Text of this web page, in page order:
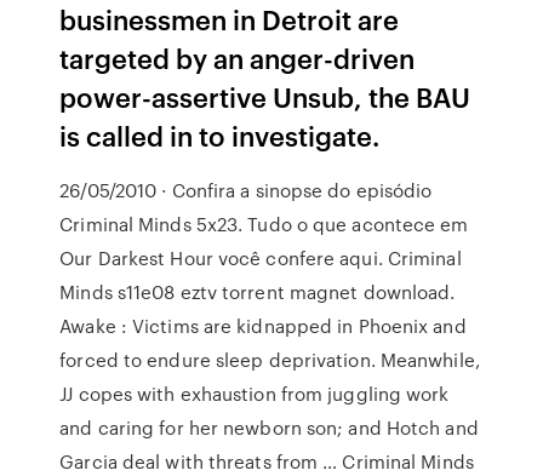
businessmen in Detroit are
targeted by an anger-driven
power-assertive Unsub, the BAU
is called in to investigate.
26/05/2010 · Confira a sinopse do episódio
Criminal Minds 5x23. Tudo o que acontece em
Our Darkest Hour você confere aqui. Criminal
Minds s11e08 eztv torrent magnet download.
Awake : Victims are kidnapped in Phoenix and
forced to endure sleep deprivation. Meanwhile,
JJ copes with exhaustion from juggling work
and caring for her newborn son; and Hotch and
Garcia deal with threats from … Criminal Minds